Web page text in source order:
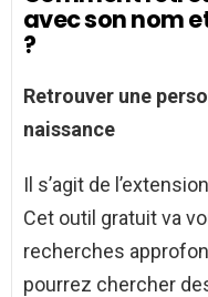
avec son nom
?
Retrouver une
naissance
Il s’agit de
Cet outil gratuit va
recherches
pourrez chercher